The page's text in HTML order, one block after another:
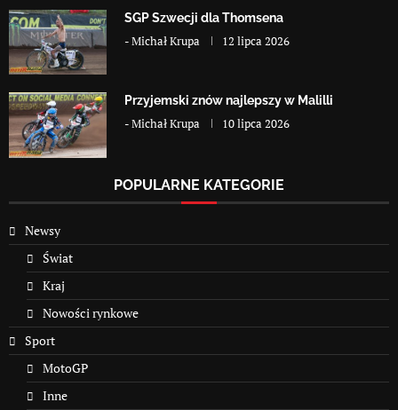
SGP Szwecji dla Thomsena
-Michał Krupa 12 lipca 2026
Przyjemski znów najlepszy w Malilli
-Michał Krupa 10 lipca 2026
POPULARNE KATEGORIE
Newsy
Świat
Kraj
Nowości rynkowe
Sport
MotoGP
Inne